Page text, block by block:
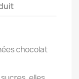
chocolat